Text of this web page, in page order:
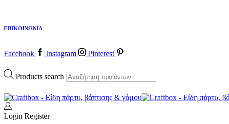
ΕΠΙΚΟΙΝΩΝΙΑ
Facebook Instagram Pinterest
Products search
Login Register